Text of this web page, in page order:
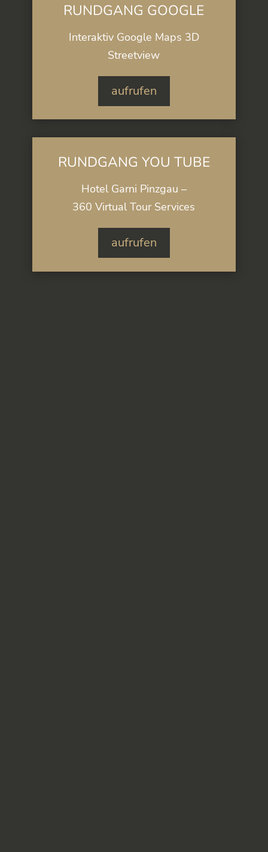
RUNDGANG GOOGLE
Interaktiv Google Maps 3D
Streetview
aufrufen
RUNDGANG YOU TUBE
Hotel Garni Pinzgau –
360 Virtual Tour Services
aufrufen